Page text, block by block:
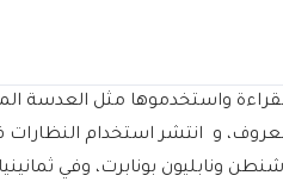
أحجار القراءة واستخدموها مثل
، لكن المخترع غير معروف، و انتشر
ونابليون بونابرت، وفي